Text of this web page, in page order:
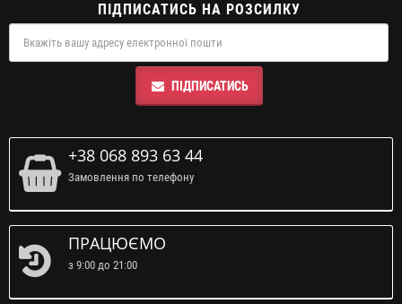
ПІДПИСАТИСЬ НА РОЗСИЛКУ
ПІДПИСАТИСЬ
+38 068 893 63 44
Замовлення по телефону
ПРАЦЮЄМО
з 9:00 до 21:00